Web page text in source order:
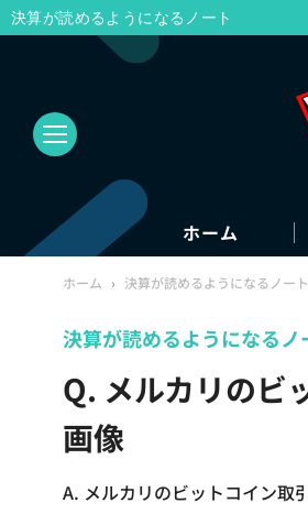
ホーム
ホーム › 決算が読めるようになるノート
Q. メルカリのビ
画像
A. メルカリのビットコイン取
決算が読めるようになるノ
決算が読めるようになるノート